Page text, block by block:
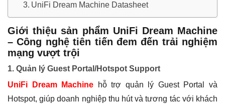
UniFi Dream Machine Datasheet
Giới thiệu sản phẩm UniFi Dream Machine
– Công nghệ tiên tiến đem đến trải nghiệm
mạng vượt trội
1. Quản lý Guest Portal/Hotspot Support
UniFi Dream Machine hỗ trợ quản lý Guest Portal và
Hotspot, giúp doanh nghiệp thu hút và tương tác với khách